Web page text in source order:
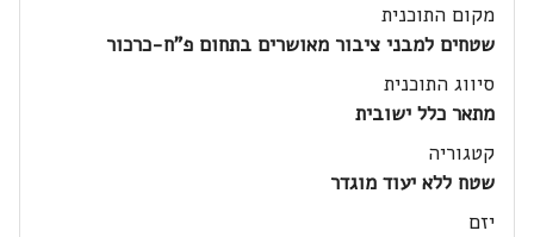
מקום התוכנית
שטחים למבני ציבור מאושרים בתחום פ"ח-כרכור
סיווג התוכנית
מתאר כלל ישובית
קטגוריה
שטח ללא יעוד מוגדר
יזם